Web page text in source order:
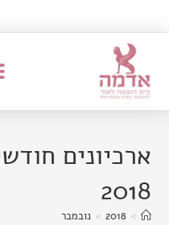
ארכיונים
2018
>
2018
> נובמבר